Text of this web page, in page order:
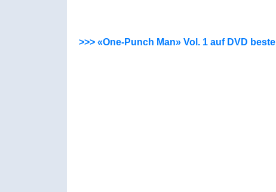
>>> «One-Punch Man» Vol. 1 auf DVD